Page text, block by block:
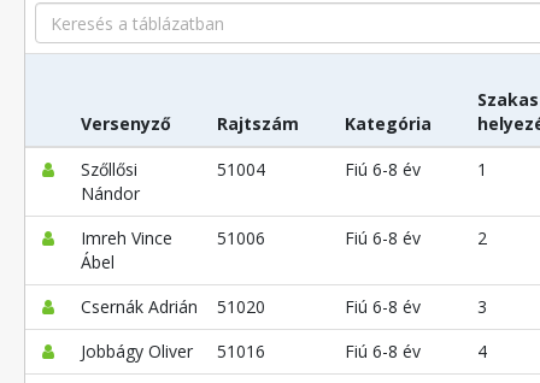
Search
Versenyző Rajtszám Kategória
Szőllősi
Nándor
51004 Fiú 6-8 év 1
Imreh Vince
Ábel
51006 Fiú 6-8 év 2
Csernák Adrián 51020 Fiú 6-8 év
3
Jobbágy Oliver
51016 Fiú 6-8 év
4